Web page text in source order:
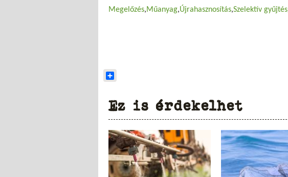
Megelőzés Műanyag Újrahasznosítás Szelektív gyűjtés
Ez is érdekelhet